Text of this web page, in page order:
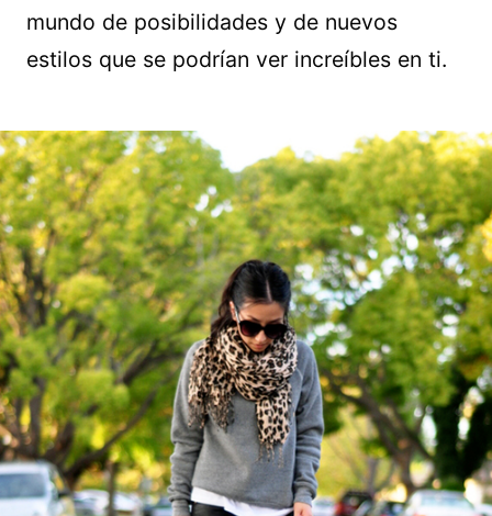
mundo de posibilidades y de nuevos
estilos que se podrían ver increíbles en ti.